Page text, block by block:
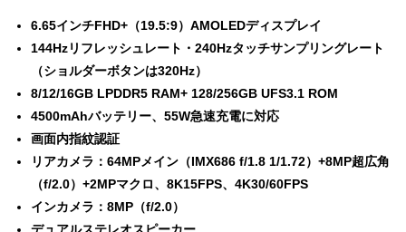
6.65インチFHD+（19.5:9）AMOLEDディスプレイ
144Hzリフレッシュレート・240Hzタッチサンプリングレート
（ショルダーボタンは320Hz）
8/12/16GB LPDDR5 RAM+ 128/256GB UFS3.1 ROM
4500mAhバッテリー、55W急速充電に対応
画面内指紋認証
リアカメラ：64MPメイン（IMX686 f/1.8 1/1.72）+8MP超広角
（f/2.0）+2MPマクロ、8K15FPS、4K30/60FPS
インカメラ：8MP（f/2.0）